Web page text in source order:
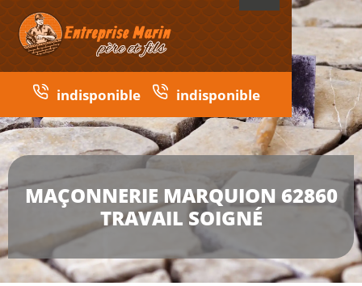
indisponible indisponible
MAÇONNERIE MARQUION 62860
TRAVAIL SOIGNÉ